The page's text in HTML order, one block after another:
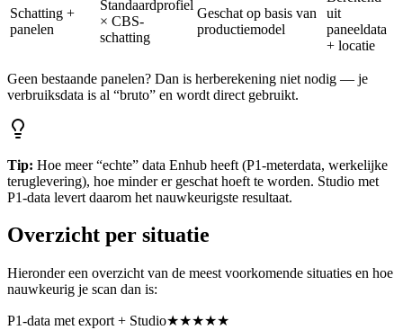
Schatting +
panelen
Standaardprofiel
× CBS-
schatting
Geschat op basis van
productiemodel
uit
paneeldata
+ locatie
Geen bestaande panelen? Dan is herberekening niet nodig — je
verbruiksdata is al “bruto” en wordt direct gebruikt.
Tip: Hoe meer “echte” data Enhub heeft (P1-meterdata, werkelijke
teruglevering), hoe minder er geschat hoeft te worden. Studio met
P1-data levert daarom het nauwkeurigste resultaat.
Overzicht per situatie
Hieronder een overzicht van de meest voorkomende situaties en hoe
nauwkeurig je scan dan is:
P1-data met export + Studio★★★★★